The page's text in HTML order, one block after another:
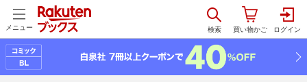
メニュー